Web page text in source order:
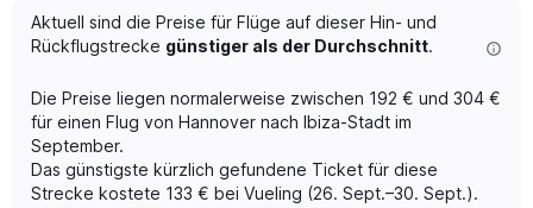
The
chart
has
Y
axis
displaying
Number
of
Aktuell sind die Preise für Flüge auf dieser Hin- und
Rückflugstrecke günstiger als der Durchschnitt.
Die Preise liegen normalerweise zwischen 192 € und 304 €
für einen Flug von Hannover nach Ibiza-Stadt im
September.
Das günstigste kürzlich gefundene Ticket für diese
Strecke kostete 133 € bei Vueling (26. Sept.–30. Sept.).